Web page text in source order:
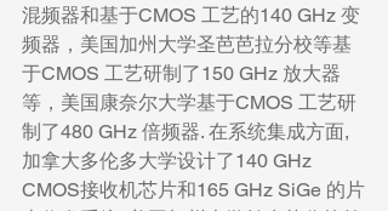
混频器和基于CMOS 工艺的140 GHz 变
频器，美国加州大学圣芭芭拉分校等基
于CMOS 工艺研制了150 GHz 放大器
等，美国康奈尔大学基于CMOS 工艺研
制了480 GHz 倍频器. 在系统集成方面,
加拿大多伦多大学设计了140 GHz
CMOS接收机芯片和165 GHz SiGe 的片